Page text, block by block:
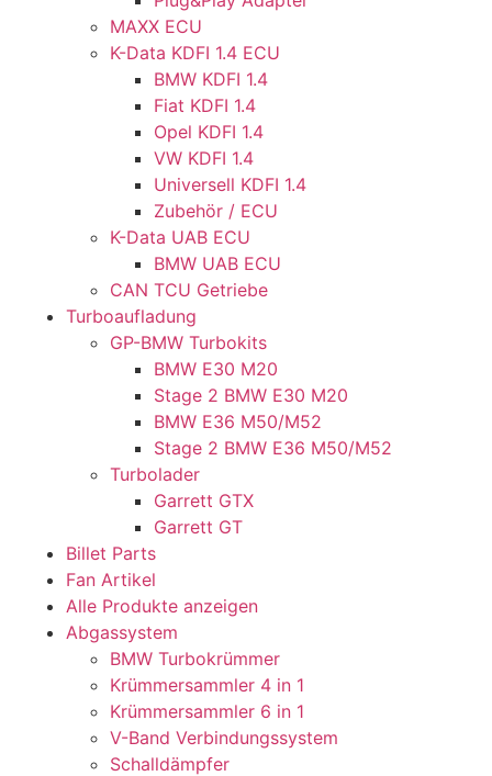
MAXX ECU
K-Data KDFI 1.4 ECU
BMW KDFI 1.4
Fiat KDFI 1.4
Opel KDFI 1.4
VW KDFI 1.4
Universell KDFI 1.4
Zubehör / ECU
K-Data UAB ECU
BMW UAB ECU
CAN TCU Getriebe
Turboaufladung
GP-BMW Turbokits
BMW E30 M20
Stage 2 BMW E30 M20
BMW E36 M50/M52
Stage 2 BMW E36 M50/M52
Turbolader
Garrett GTX
Garrett GT
Billet Parts
Fan Artikel
Alle Produkte anzeigen
Abgassystem
BMW Turbokrümmer
Krümmersammler 4 in 1
Krümmersammler 6 in 1
V-Band Verbindungssystem
Schalldämpfer